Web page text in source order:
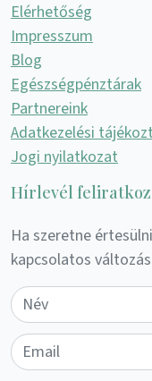
Elérhetőség
Impresszum
Blog
Egészségpénztárak
Partnereink
Adatkezelési
Jogi nyilatkozat
Hírlevél
Ha szeretne
kapcsolatos